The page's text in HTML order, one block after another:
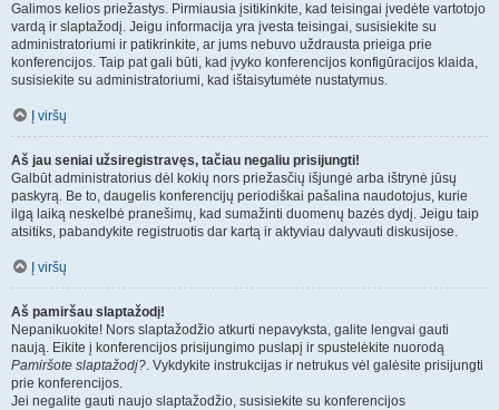
Galimos kelios priežastys. Pirmiausia įsitikinkite, kad teisingai įvedėte vartotojo
vardą ir slaptažodį. Jeigu informacija yra įvesta teisingai, susisiekite su
administratoriumi ir patikrinkite, ar jums nebuvo uždrausta prieiga prie
konferencijos. Taip pat gali būti, kad įvyko konferencijos konfigūracijos klaida,
susisiekite su administratoriumi, kad ištaisytumėte nustatymus.
Į viršų
Aš jau seniai užsiregistravęs, tačiau negaliu prisijungti!
Galbūt administratorius dėl kokių nors priežasčių išjungė arba ištrynė jūsų
paskyrą. Be to, daugelis konferencijų periodiškai pašalina naudotojus, kurie
ilgą laiką neskelbė pranešimų, kad sumažinti duomenų bazės dydį. Jeigu taip
atsitiks, pabandykite registruotis dar kartą ir aktyviau dalyvauti diskusijose.
Į viršų
Aš pamiršau slaptažodį!
Nepanikuokite! Nors slaptažodžio atkurti nepavyksta, galite lengvai gauti
naują. Eikite į konferencijos prisijungimo puslapį ir spustelėkite nuorodą
Pamiršote slaptažodį?. Vykdykite instrukcijas ir netrukus vėl galėsite prisijungti
prie konferencijos.
Jei negalite gauti naujo slaptažodžio, susisiekite su konferencijos